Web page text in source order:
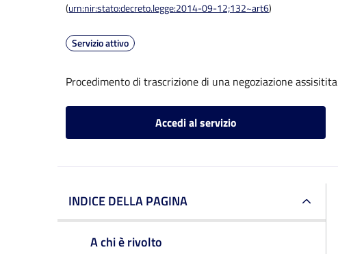
(urn:nir:stato:decreto.legge:2014-09-12;132~art6)
Servizio attivo
Procedimento di trascrizione di una negoziazione assisitita
Accedi al servizio
INDICE DELLA PAGINA
A chi è rivolto